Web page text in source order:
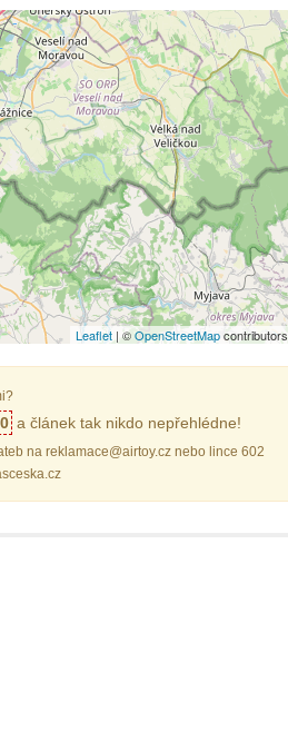
Leaflet| ©OpenStreetMapcontributors
a článek tak nikdo nepřehlédne!
na reklamace@airtoy.cz nebo lince 602